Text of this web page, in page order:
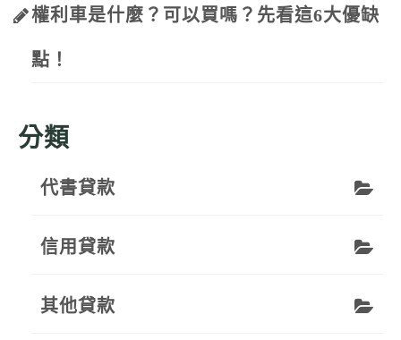
權利車是什麼？可以買嗎？先看這6大優缺
點！
分類
代書貸款
信用貸款
其他貸款